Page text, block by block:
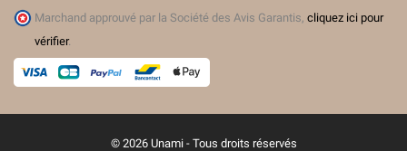
Marchand approuvé par la Société des Avis Garantis, cliquez ici pour
vérifier.
© 2026 Unami - Tous droits réservés